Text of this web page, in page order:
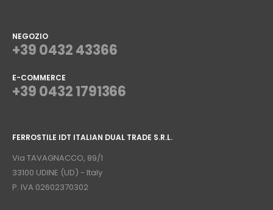
NEGOZIO
+39 0432 43366
E-COMMERCE
+39 0432 1791366
FERROSTILE IDT ITALIAN DUAL TRADE S.R.L.
Via TAVAGNACCO, 89/1
33100 UDINE (UD) - Italy
P. IVA 02602370302